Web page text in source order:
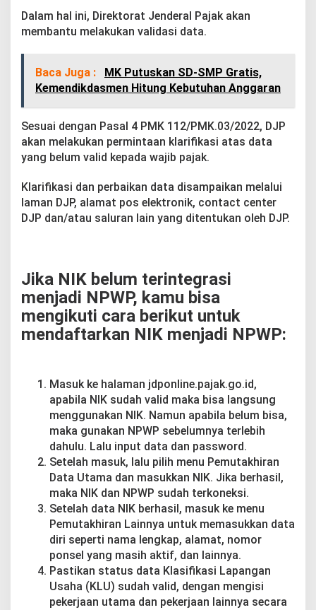
Dalam hal ini, Direktorat Jenderal Pajak akan
membantu melakukan validasi data.
Baca Juga :
MK Putuskan SD-SMP Gratis,
Kemendikdasmen Hitung Kebutuhan Anggaran
Sesuai dengan Pasal 4 PMK 112/PMK.03/2022, DJP
akan melakukan permintaan klarifikasi atas data
yang belum valid kepada wajib pajak.
Klarifikasi dan perbaikan data disampaikan melalui
laman DJP, alamat pos elektronik, contact center
DJP dan/atau saluran lain yang ditentukan oleh DJP.
Jika NIK belum terintegrasi
menjadi NPWP, kamu bisa
mengikuti cara berikut untuk
mendaftarkan NIK menjadi NPWP:
Masuk ke halaman jdponline.pajak.go.id,
apabila NIK sudah valid maka bisa langsung
menggunakan NIK. Namun apabila belum bisa,
maka gunakan NPWP sebelumnya terlebih
dahulu. Lalu input data dan password.
Setelah masuk, lalu pilih menu Pemutakhiran
Data Utama dan masukkan NIK. Jika berhasil,
maka NIK dan NPWP sudah terkoneksi.
Setelah data NIK berhasil, masuk ke menu
Pemutakhiran Lainnya untuk memasukkan data
diri seperti nama lengkap, alamat, nomor
ponsel yang masih aktif, dan lainnya.
Pastikan status data Klasifikasi Lapangan
Usaha (KLU) sudah valid, dengan mengisi
pekerjaan utama dan pekerjaan lainnya secara